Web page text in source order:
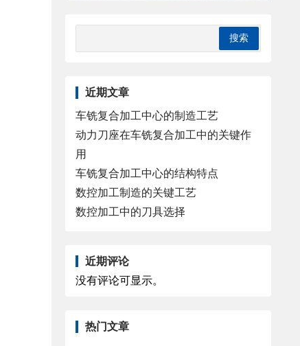
近期文章
车铣复合加工中心的制造工艺
动力刀座在车铣复合加工中的关键作
用
车铣复合加工中心的结构特点
数控加工制造的关键工艺
数控加工中的刀具选择
近期评论
没有评论可显示。
热门文章